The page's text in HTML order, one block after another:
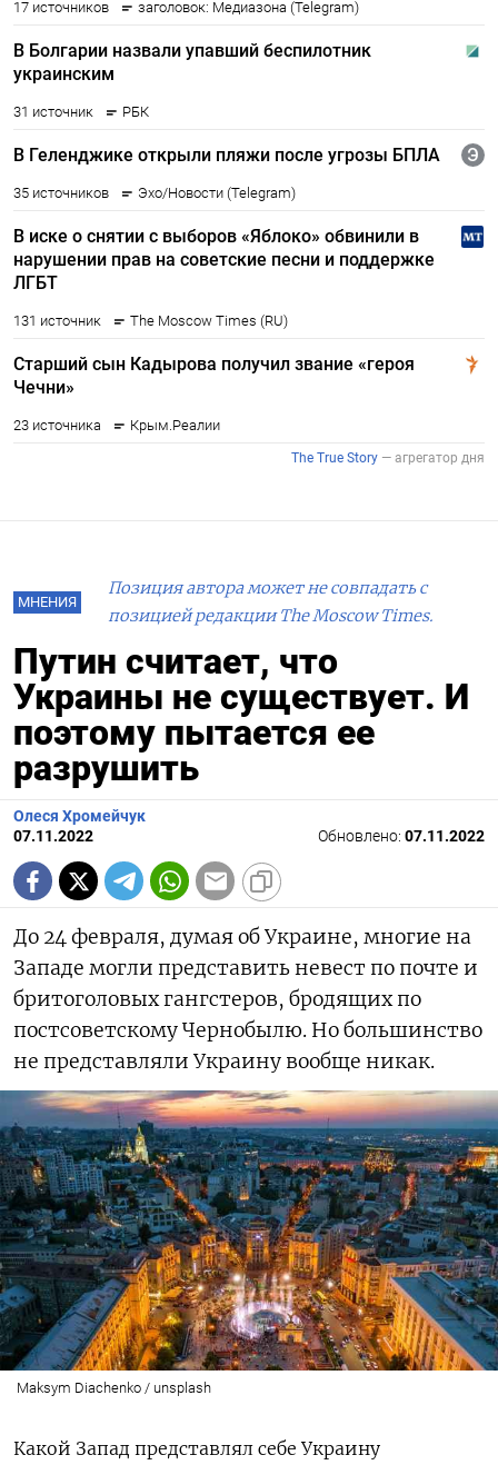
МНЕНИЯ
Позиция автора может не совпадать с
позицией редакции The Moscow Times.
Путин считает, что
Украины не существует. И
поэтому пытается ее
разрушить
Олеся Хромейчук
07.11.2022
Обновлено: 07.11.2022
До 24 февраля, думая об Украине, многие на
Западе могли представить невест по почте и
бритоголовых гангстеров, бродящих по
постсоветскому Чернобылю. Но большинство
не представляли Украину вообще никак.
Maksym Diachenko / unsplash
Какой Запад представлял себе Украину